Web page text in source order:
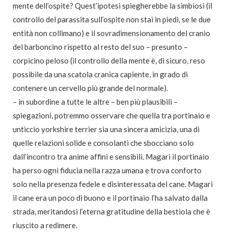
mente dell’ospite? Quest’ipotesi spiegherebbe la simbiosi (il
controllo del parassita sull’ospite non stai in piedi, se le due
entità non collimano) e il sovradimensionamento del cranio
del barboncino rispetto al resto del suo – presunto –
corpicino peloso (il controllo della mente è, di sicuro, reso
possibile da una scatola cranica capiente, in grado di
contenere un cervello più grande del normale).
– in subordine a tutte le altre – ben più plausibili –
spiegazioni, potremmo osservare che quella tra portinaio e
unticcio yorkshire terrier sia una sincera amicizia, una di
quelle relazioni solide e consolanti che sbocciano solo
dall’incontro tra anime affini e sensibili. Magari il portinaio
ha perso ogni fiducia nella razza umana e trova conforto
solo nella presenza fedele e disinteressata del cane. Magari
il cane era un poco di buono e il portinaio l’ha salvato dalla
strada, meritandosi l’eterna gratitudine della bestiola che è
riuscito a redimere.